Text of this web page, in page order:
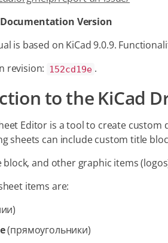
Version
is based on KiCad 9.0.9.
revision: 152cd19e .
to the KiCad
Editor is a tool to create
sheets can include custom title
and other graphic items
items are:
(прямоугольники)